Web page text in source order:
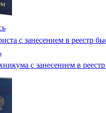
с занесением в реестр
с занесением в